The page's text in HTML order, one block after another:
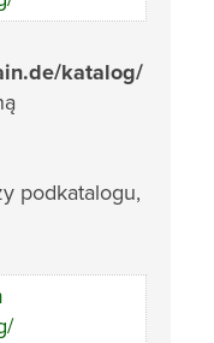
katalog/
podkatalogu,